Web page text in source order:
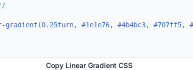
gradient(0.25turn, #1e1e76, #4b4bc3, #707ff5,
Copy Linear Gradient CSS